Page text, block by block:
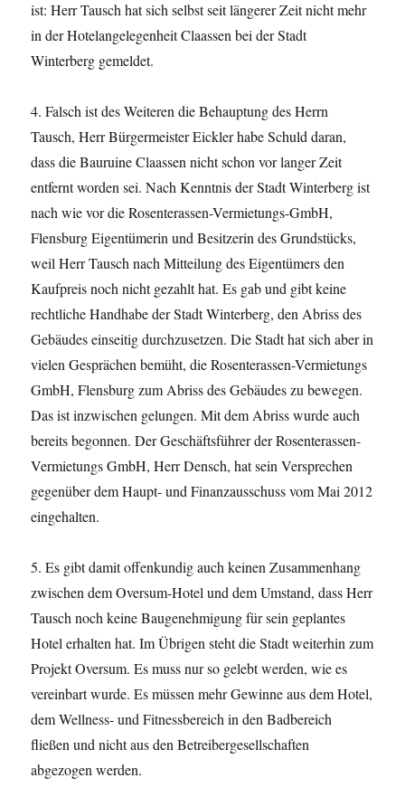
ist: Herr Tausch hat sich selbst seit längerer Zeit nicht mehr
in der Hotelangelegenheit Claassen bei der Stadt
Winterberg gemeldet.
4. Falsch ist des Weiteren die Behauptung des Herrn
Tausch, Herr Bürgermeister Eickler habe Schuld daran,
dass die Bauruine Claassen nicht schon vor langer Zeit
entfernt worden sei. Nach Kenntnis der Stadt Winterberg ist
nach wie vor die Rosenterassen-Vermietungs-GmbH,
Flensburg Eigentümerin und Besitzerin des Grundstücks,
weil Herr Tausch nach Mitteilung des Eigentümers den
Kaufpreis noch nicht gezahlt hat. Es gab und gibt keine
rechtliche Handhabe der Stadt Winterberg, den Abriss des
Gebäudes einseitig durchzusetzen. Die Stadt hat sich aber in
vielen Gesprächen bemüht, die Rosenterassen-Vermietungs
GmbH, Flensburg zum Abriss des Gebäudes zu bewegen.
Das ist inzwischen gelungen. Mit dem Abriss wurde auch
bereits begonnen. Der Geschäftsführer der Rosenterassen-
Vermietungs GmbH, Herr Densch, hat sein Versprechen
gegenüber dem Haupt- und Finanzausschuss vom Mai 2012
eingehalten.
5. Es gibt damit offenkundig auch keinen Zusammenhang
zwischen dem Oversum-Hotel und dem Umstand, dass Herr
Tausch noch keine Baugenehmigung für sein geplantes
Hotel erhalten hat. Im Übrigen steht die Stadt weiterhin zum
Projekt Oversum. Es muss nur so gelebt werden, wie es
vereinbart wurde. Es müssen mehr Gewinne aus dem Hotel,
dem Wellness- und Fitnessbereich in den Badbereich
fließen und nicht aus den Betreibergesellschaften
abgezogen werden.